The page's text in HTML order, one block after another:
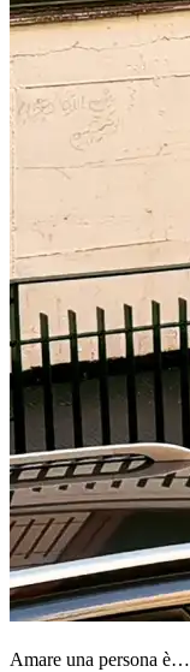
Amare una persona è…